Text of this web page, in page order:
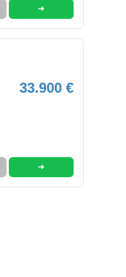
➜
33.900 €
➜